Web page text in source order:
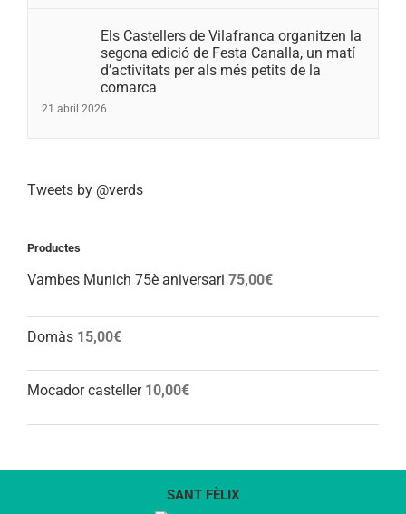
Els Castellers de Vilafranca organitzen la
segona edició de Festa Canalla, un matí
d’activitats per als més petits de la
comarca
21 abril 2026
Tweets by @verds
Productes
Vambes Munich 75è aniversari 75,00€
Domàs 15,00€
Mocador casteller 10,00€
SANT FÈLIX